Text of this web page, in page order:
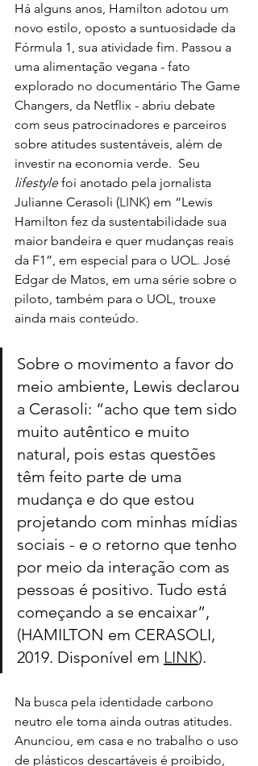
Há alguns anos, Hamilton adotou um
novo estilo, oposto a suntuosidade da
Fórmula 1, sua atividade fim. Passou a
uma alimentação vegana - fato
explorado no documentário The Game
Changers, da Netflix - abriu debate
com seus patrocinadores e parceiros
sobre atitudes sustentáveis, além de
investir na economia verde.  Seu
lifestyle foi anotado pela jornalista
Julianne Cerasoli (LINK) em “Lewis
Hamilton fez da sustentabilidade sua
maior bandeira e quer mudanças reais
da F1”, em especial para o UOL. José
Edgar de Matos, em uma série sobre o
piloto, também para o UOL, trouxe
ainda mais conteúdo.
Sobre o movimento a favor do
meio ambiente, Lewis declarou
a Cerasoli: “acho que tem sido
muito autêntico e muito
natural, pois estas questões
têm feito parte de uma
mudança e do que estou
projetando com minhas mídias
sociais - e o retorno que tenho
por meio da interação com as
pessoas é positivo. Tudo está
começando a se encaixar”,
(HAMILTON em CERASOLI,
2019. Disponível em LINK).
Na busca pela identidade carbono
neutro ele toma ainda outras atitudes.
Anunciou, em casa e no trabalho o uso
de plásticos descartáveis é proibido,